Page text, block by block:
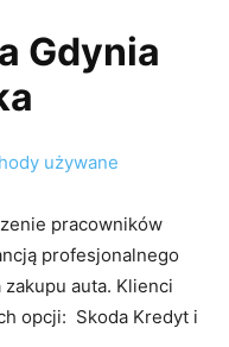
Gdynia
pracowników
profesjonalnego
auta. Klienci
opcji: Skoda Kredyt i